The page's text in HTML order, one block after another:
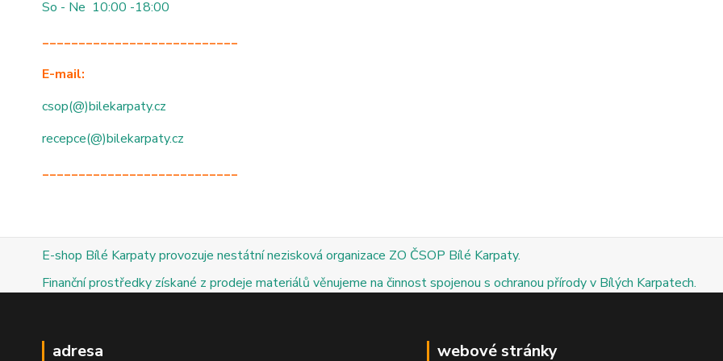
So - Ne 10:00 -18:00
___________________________
E-mail:
csop(@)bilekarpaty.cz
recepce(@)bilekarpaty.cz
___________________________
E-shop Bílé Karpaty provozuje nestátní nezisková organizace ZO ČSOP Bílé Karpaty.
Finanční prostředky získané z prodeje materiálů věnujeme na činnost spojenou s ochranou přírody v Bílých Karpatech.
adresa webové stránky